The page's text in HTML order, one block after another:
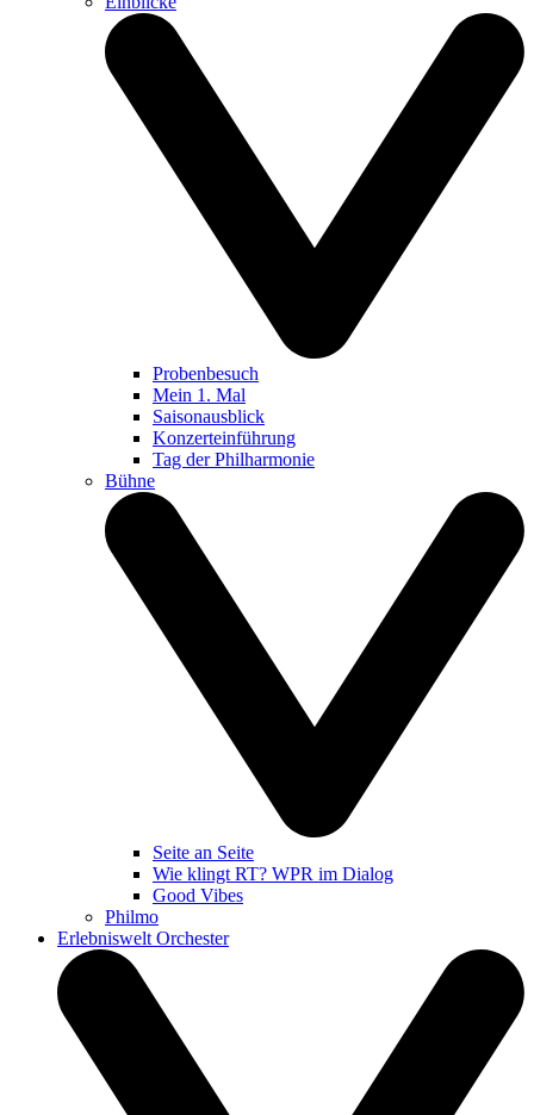
Probenbesuch
Mein 1. Mal
Saisonausblick
Konzerteinführung
Tag der Philharmonie
Bühne
Seite an Seite
Wie klingt RT? WPR im Dialog
Good Vibes
Philmo
Erlebniswelt Orchester